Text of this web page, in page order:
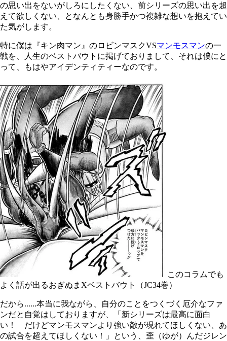
の思い出をないがしろにしたくない、前シリーズの思い出を超
えて欲しくない、となんとも身勝手かつ複雑な想いを抱えてい
た気がします。
特に僕は『キン肉マン』のロビンマスクVSマンモスマンの一
戦を、人生のベストバウトに掲げておりまして、それは僕にと
って、もはやアイデンティティーなのです。
このコラムでも
よく話が出るおぎぬまXベストバウト（JC34巻）
だから......本当に我ながら、自分のことをつくづく厄介なファ
ンだと自覚はしておりますが、「新シリーズは最高に面白
い！ だけどマンモスマンより強い敵が現れてほしくない、あ
の試合を超えてほしくない！」という、歪（ゆが）んだジレン